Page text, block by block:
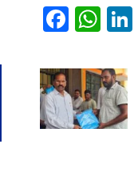
F
c
e
b
W
at
s
A